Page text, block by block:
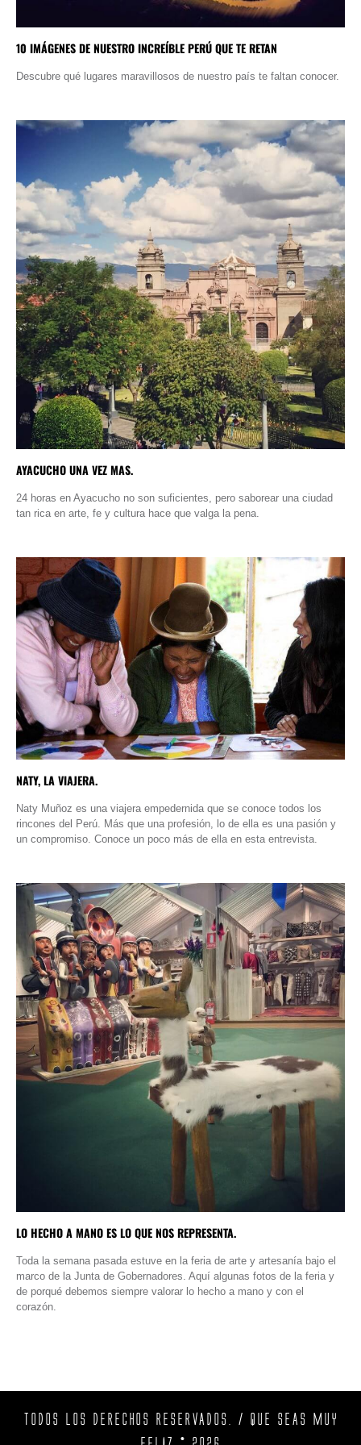
10 IMÁGENES DE NUESTRO INCREÍBLE PERÚ QUE TE RETAN
Descubre qué lugares maravillosos de nuestro país te faltan conocer.
AYACUCHO UNA VEZ MAS.
24 horas en Ayacucho no son suficientes, pero saborear una ciudad
tan rica en arte, fe y cultura hace que valga la pena.
NATY, LA VIAJERA.
Naty Muñoz es una viajera empedernida que se conoce todos los
rincones del Perú. Más que una profesión, lo de ella es una pasión y
un compromiso. Conoce un poco más de ella en esta entrevista.
LO HECHO A MANO ES LO QUE NOS REPRESENTA.
Toda la semana pasada estuve en la feria de arte y artesanía bajo el
marco de la Junta de Gobernadores. Aquí algunas fotos de la feria y
de porqué debemos siempre valorar lo hecho a mano y con el
corazón.
TODOS LOS DERECHOS RESERVADOS. / QUE SEAS MUY